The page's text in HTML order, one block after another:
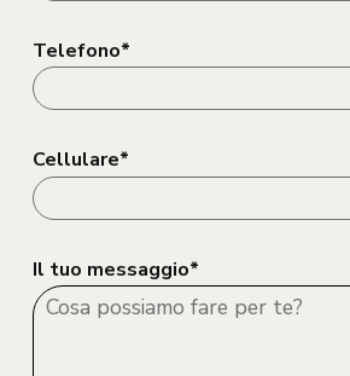
Telefono*
Cellulare*
Il tuo messaggio*